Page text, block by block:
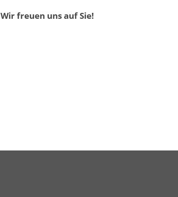
Wir freuen uns auf Sie!